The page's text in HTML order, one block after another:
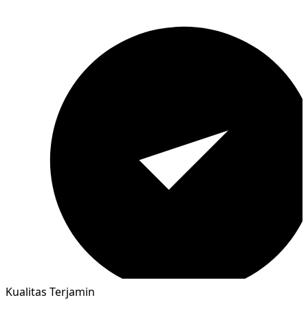
Kualitas Terjamin